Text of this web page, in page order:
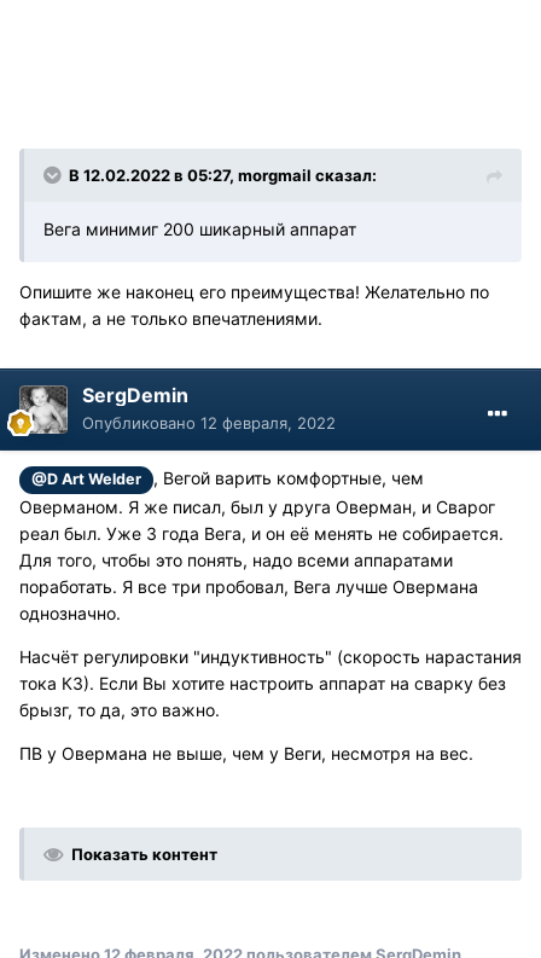
В 12.02.2022 в 05:27, morgmail сказал:
Вега минимиг 200 шикарный аппарат
Опишите же наконец его преимущества! Желательно по
фактам, а не только впечатлениями.
SergDemin
Опубликовано 12 февраля, 2022
@D Art Welder
, Вегой варить комфортные, чем
Оверманом. Я же писал, был у друга Оверман, и Сварог
реал был. Уже 3 года Вега, и он её менять не собирается.
Для того, чтобы это понять, надо всеми аппаратами
поработать. Я все три пробовал, Вега лучше Овермана
однозначно.
Насчёт регулировки "индуктивность" (скорость нарастания
тока КЗ). Если Вы хотите настроить аппарат на сварку без
брызг, то да, это важно.
ПВ у Овермана не выше, чем у Веги, несмотря на вес.
Показать контент
Изменено12 февраля, 2022пользователем SergDemin